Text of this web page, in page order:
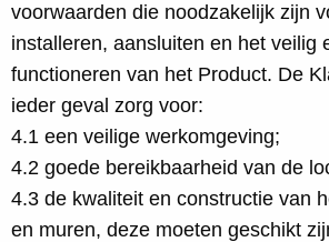
voorwaarden die noodzakelijk zijn
installeren, aansluiten en het veilig
functioneren van het Product. De
ieder geval zorg voor:
4.1 een veilige werkomgeving;
4.2 goede bereikbaarheid van de
4.3 de kwaliteit en constructie van
en muren, deze moeten geschikt